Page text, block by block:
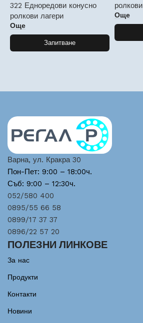
322 Едноредови конусно
ролкови лагери
Още
Запитване
Още
Варна, ул. Кракра 30
Пон-Пет: 9:00 – 18:00ч.
Съб: 9:00 – 12:30ч.
052/580 400
0895/55 66 58
0899/17 37 37
0896/22 57 20
ПОЛЕЗНИ ЛИНКОВЕ
За нас
Продукти
Контакти
Новини